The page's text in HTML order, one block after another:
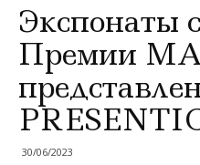
Экспонаты
Премии
30/06/2023